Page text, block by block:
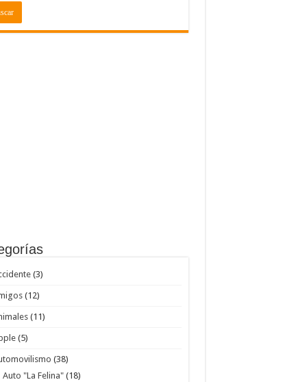
(3)
(12)
(11)
(5)
(38)
Auto "La Felina" (18)